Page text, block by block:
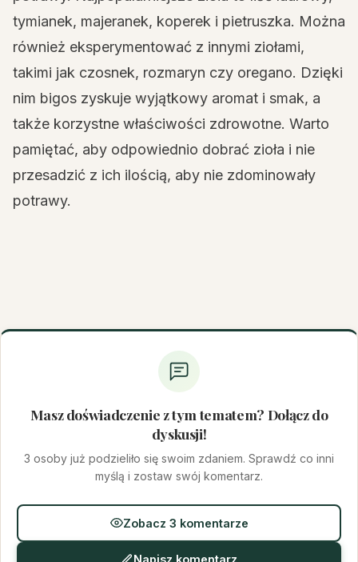
tymianek, majeranek, koperek i pietruszka. Można
również eksperymentować z innymi ziołami,
takimi jak czosnek, rozmaryn czy oregano. Dzięki
nim bigos zyskuje wyjątkowy aromat i smak, a
także korzystne właściwości zdrowotne. Warto
pamiętać, aby odpowiednio dobrać zioła i nie
przesadzić z ich ilością, aby nie zdominowały
potrawy.
Masz doświadczenie z tym tematem? Dołącz do
dyskusji!
3 osoby już podzieliło się swoim zdaniem. Sprawdź co inni
myślą i zostaw swój komentarz.
Zobacz 3 komentarze